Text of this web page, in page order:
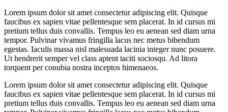
Lorem ipsum dolor sit amet consectetur adipiscing elit. Quisque
faucibus ex sapien vitae pellentesque sem placerat. In id cursus mi
pretium tellus duis convallis. Tempus leo eu aenean sed diam urna
tempor. Pulvinar vivamus fringilla lacus nec metus bibendum
egestas. Iaculis massa nisl malesuada lacinia integer nunc posuere.
Ut hendrerit semper vel class aptent taciti sociosqu. Ad litora
torquent per conubia nostra inceptos himenaeos.
Lorem ipsum dolor sit amet consectetur adipiscing elit. Quisque
faucibus ex sapien vitae pellentesque sem placerat. In id cursus mi
pretium tellus duis convallis. Tempus leo eu aenean sed diam urna